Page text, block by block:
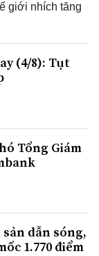
giới nhích tăng
(4/8): Tụt
Tổng Giám
dẫn sóng,
1.770 điểm